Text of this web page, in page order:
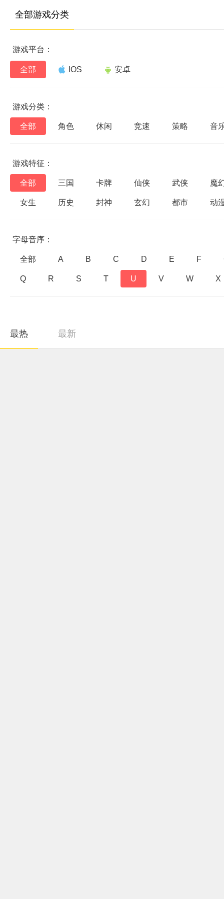
全部游戏分类
游戏平台：
全部 IOS 安卓
游戏分类：
全部 角色 休闲 竞速 策略 音
游戏特征：
全部 三国 卡牌 仙侠 武侠 魔
女生 历史 封神 玄幻 都市 动
字母音序：
全部 A B C D E F
Q R S T U V W X
最热 最新